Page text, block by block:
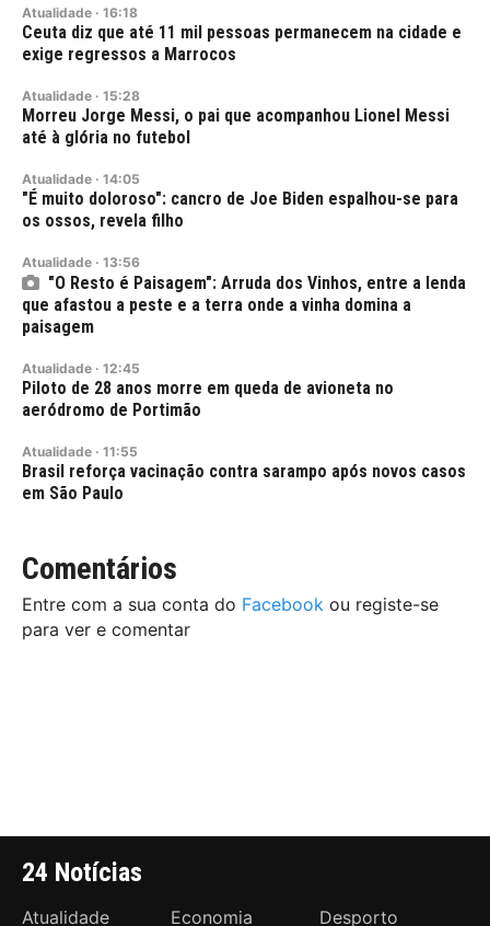
Atualidade · 16:18
Ceuta diz que até 11 mil pessoas permanecem na cidade e
exige regressos a Marrocos
Atualidade · 15:28
Morreu Jorge Messi, o pai que acompanhou Lionel Messi
até à glória no futebol
Atualidade · 14:05
"É muito doloroso": cancro de Joe Biden espalhou-se para
os ossos, revela filho
Atualidade · 13:56
"O Resto é Paisagem": Arruda dos Vinhos, entre a lenda
que afastou a peste e a terra onde a vinha domina a
paisagem
Atualidade · 12:45
Piloto de 28 anos morre em queda de avioneta no
aeródromo de Portimão
Atualidade · 11:55
Brasil reforça vacinação contra sarampo após novos casos
em São Paulo
Comentários
Entre com a sua conta do Facebook ou registe-se
para ver e comentar
24 Notícias
Atualidade Economia Desporto